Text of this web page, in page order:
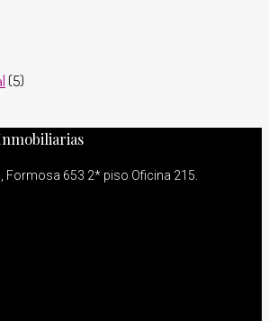
(5)
Formosa 653 2* piso Oficina 215.